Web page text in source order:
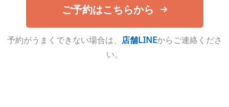
ご予約はこちらから
予約がうまくできない場合は、 店舗LINEからご連絡くださ
い。